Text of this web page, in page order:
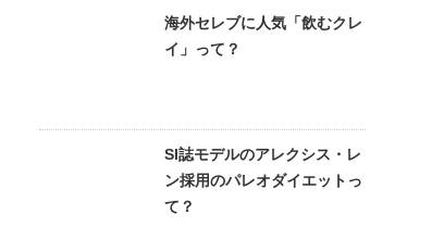
海外セレブに人気「飲むクレ
イ」って？
SI誌モデルのアレクシス・レ
ン採用のパレオダイエットっ
て？